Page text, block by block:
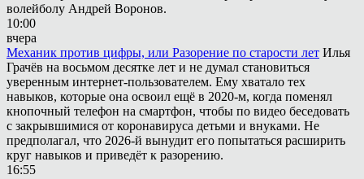
волейболу Андрей Воронов.
10:00
вчера
Механик против цифры, или Разорение по старости лет Илья
Грачёв на восьмом десятке лет и не думал становиться
уверенным интернет-пользователем. Ему хватало тех
навыков, которые она освоил ещё в 2020-м, когда поменял
кнопочный телефон на смартфон, чтобы по видео беседовать
с закрывшимися от коронавируса детьми и внуками. Не
предполагал, что 2026-й вынудит его попытаться расширить
круг навыков и приведёт к разорению.
16:55